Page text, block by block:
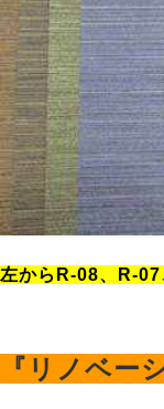
左からR-08、R-07
『リノベー